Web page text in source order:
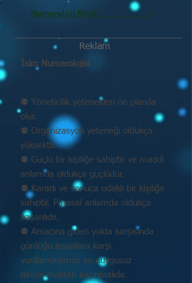
Numeroloji Nedir_________ >
Reklam
İsim Numerolojisi
⚉ Yöneticilik yetenekleri ön planda
olur.
⚉ Organizasyon yeteneği oldukça
yüksektir.
⚉ Güçlü bir kişiliğe sahiptir ve maddi
anlamda oldukça güçlüdür.
⚉ Kararlı ve sonuca odaklı bir kişiliğe
sahiptir. Parasal anlamda oldukça
başarılıdır.
⚉ Amacına giden yolda karşısında
gördüğü insanlara karşı
vurdumduymaz ve duygusuz
davranmaktan kaçınmalıdır.